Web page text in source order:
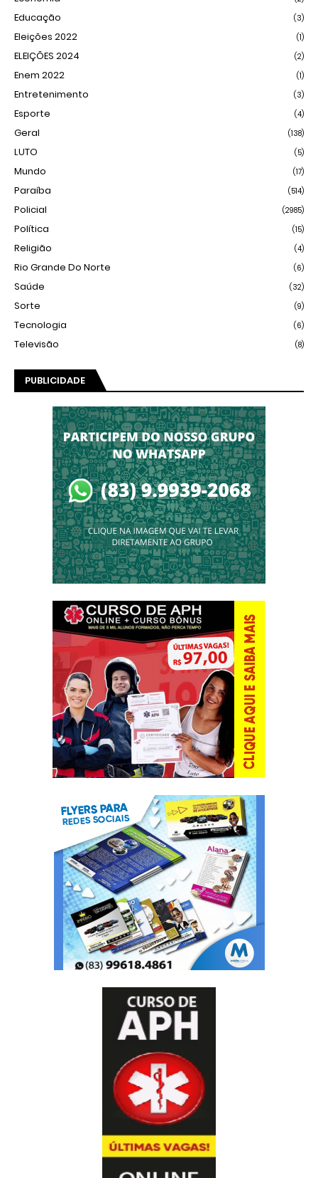
Educação (3)
Eleições 2022 (1)
ELEIÇÕES 2024 (2)
Enem 2022 (1)
Entretenimento (3)
Esporte (4)
Geral (138)
LUTO (5)
Mundo (17)
Paraíba (514)
Policial (2985)
Política (15)
Religião (4)
Rio Grande Do Norte (6)
Saúde (32)
Sorte (9)
Tecnologia (6)
Televisão (8)
PUBLICIDADE